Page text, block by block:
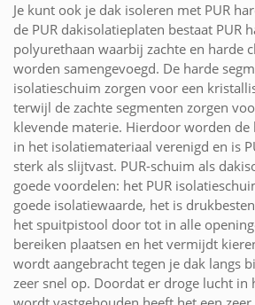
Je kunt ook je dak isoleren met PUR
de PUR dakisolatieplaten bestaat PUR
polyurethaan waarbij zachte en harde
worden samengevoegd. De harde
isolatieschuim zorgen voor een
terwijl de zachte segmenten zorgen
klevende materie. Hierdoor worden de
in het isolatiemateriaal verenigd en is
sterk als slijtvast. PUR-schuim als
goede voordelen: het PUR
goede isolatiewaarde, het is
het spuitpistool door tot in alle
bereiken plaatsen en het vermijdt
wordt aangebracht tegen je dak langs
zeer snel op. Doordat er droge lucht in